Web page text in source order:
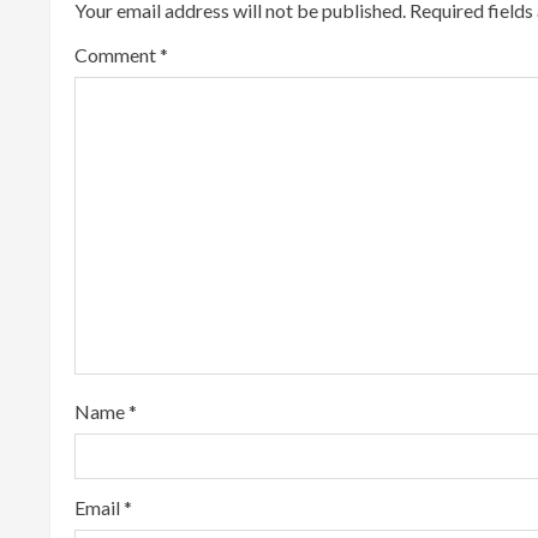
n
u
i
n
g
Your email address will not be published. Required
Comment*
Name*
Email*